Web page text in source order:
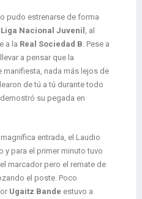
pudo estrenarse de forma
Liga Nacional Juvenil , al
a la Real Sociedad B. Pese a
a pensar que la
nada más lejos de
de tú a tú durante todo
su pegada en
entrada, el Laudio
y para el primer minuto tuvo
marcador pero el remate de
el poste. Poco
Ugaitz Bande estuvo a